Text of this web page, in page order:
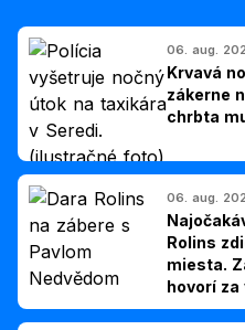
06. aug.
Krvavá
zákerne
chrbta
06. aug.
Rolins
miesta.
hovorí za